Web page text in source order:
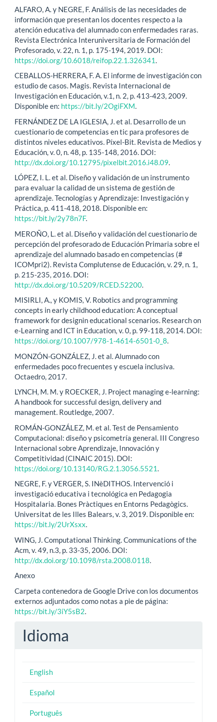
ALFARO, A. y NEGRE, F. Análisis de las necesidades de
información que presentan los docentes respecto a la
atención educativa del alumnado con enfermedades raras.
Revista Electrónica Interuniversitaria de Formación del
Profesorado, v. 22, n. 1, p. 175-194, 2019. DOI:
https://doi.org/10.6018/reifop.22.1.326341
CEBALLOS-HERRERA, F. A. El informe de investigación con
estudio de casos. Magis. Revista Internacional de
Investigación en Educación, v.1, n. 2, p. 413-423, 2009.
Disponible en: https://bit.ly/2OgiFXM.
FERNÁNDEZ DE LA IGLESIA, J. et al. Desarrollo de un
cuestionario de competencias en tic para profesores de
distintos niveles educativos. Píxel-Bit. Revista de Medios y
Educación, v. 0, n. 48, p. 135-148, 2016. DOI:
http://dx.doi.org/10.12795/pixelbit.2016.i48.09
LÓPEZ, I. L. et al. Diseño y validación de un instrumento
para evaluar la calidad de un sistema de gestión de
aprendizaje. Tecnologías y Aprendizaje: Investigación y
Práctica, p. 411-418, 2018. Disponible en:
https://bit.ly/2y78n7F.
MEROÑO, L. et al. Diseño y validación del cuestionario de
percepción del profesorado de Educación Primaria sobre el
aprendizaje del alumnado basado en competencias (#
ICOMpri2). Revista Complutense de Educación, v. 29, n. 1,
p. 215-235, 2016. DOI:
http://dx.doi.org/10.5209/RCED.52200
MISIRLI, A., y KOMIS, V. Robotics and programming
concepts in early childhood education: A conceptual
framework for designin educational scenarios. Research on
e-Learning and ICT in Education, v. 0, p. 99-118, 2014. DOI:
https://doi.org/10.1007/978-1-4614-6501-0_8.
MONZÓN-GONZÁLEZ, J. et al. Alumnado con
enfermedades poco frecuentes y escuela inclusiva.
Octaedro, 2017.
LYNCH, M. M. y ROECKER, J. Project managing e-learning:
A handbook for successful design, delivery and
management. Routledge, 2007.
ROMÁN-GONZÁLEZ, M. et al. Test de Pensamiento
Computacional: diseño y psicometría general. III Congreso
Internacional sobre Aprendizaje, Innovación y
Competitividad (CINAIC 2015). DOI:
https://doi.org/10.13140/RG.2.1.3056.5521
NEGRE, F. y VERGER, S. INèDITHOS. Intervenció i
investigació educativa i tecnológica en Pedagogia
Hospitalaria. Bones Pràctiques en Entorns Pedagògics.
Universitat de les Illes Balears, v. 3, 2019. Disponible en:
https://bit.ly/2UrXsxx.
WING, J. Computational Thinking. Communications of the
Acm, v. 49, n.3, p. 33-35, 2006. DOI:
http://dx.doi.org/10.1098/rsta.2008.0118
Anexo
Carpeta contenedora de Google Drive con los documentos
externos adjuntados como notas a pie de página:
https://bit.ly/3iY5sB2
Idioma
English
Español
Português